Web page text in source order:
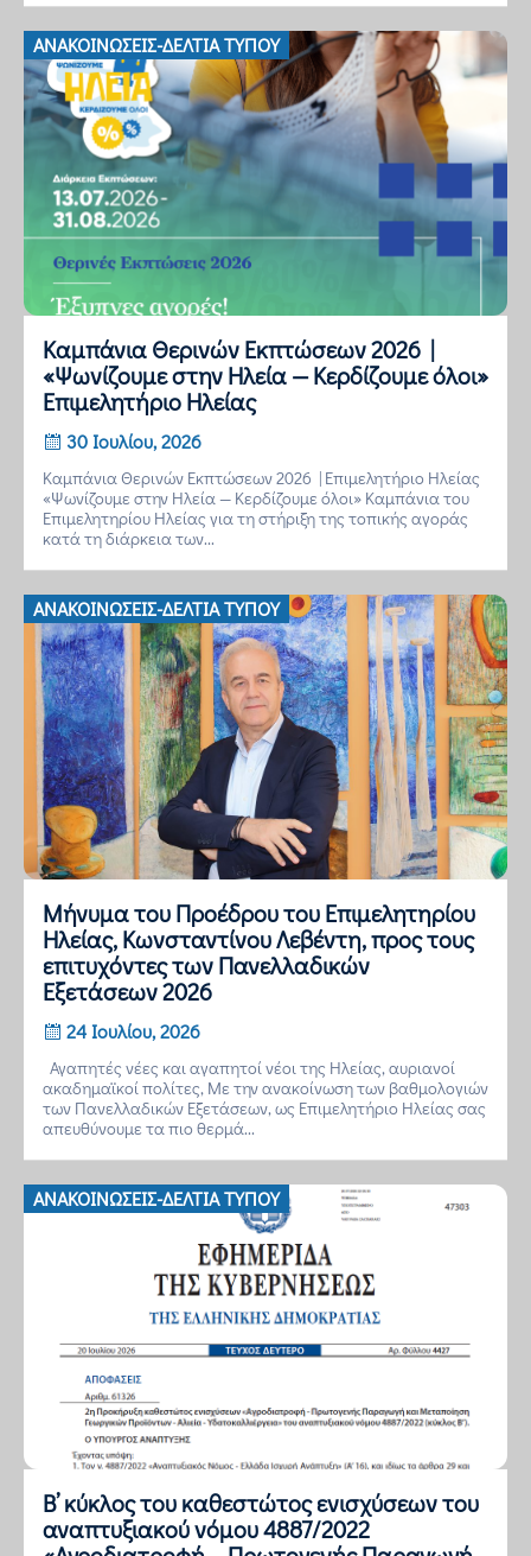
ΑΝΑΚΟΙΝΏΣΕΙΣ-ΔΕΛΤΊΑ ΤΎΠΟΥ
Καμπάνια Θερινών Εκπτώσεων 2026 |
«Ψωνίζουμε στην Ηλεία — Κερδίζουμε όλοι»
Επιμελητήριο Ηλείας
30 Ιουλίου, 2026
Καμπάνια Θερινών Εκπτώσεων 2026 | Επιμελητήριο Ηλείας
«Ψωνίζουμε στην Ηλεία — Κερδίζουμε όλοι» Καμπάνια του
Επιμελητηρίου Ηλείας για τη στήριξη της τοπικής αγοράς
κατά τη διάρκεια των...
ΑΝΑΚΟΙΝΏΣΕΙΣ-ΔΕΛΤΊΑ ΤΎΠΟΥ
Μήνυμα του Προέδρου του Επιμελητηρίου
Ηλείας, Κωνσταντίνου Λεβέντη, προς τους
επιτυχόντες των Πανελλαδικών
Εξετάσεων 2026
24 Ιουλίου, 2026
Αγαπητές νέες και αγαπητοί νέοι της Ηλείας, αυριανοί
ακαδημαϊκοί πολίτες, Με την ανακοίνωση των βαθμολογιών
των Πανελλαδικών Εξετάσεων, ως Επιμελητήριο Ηλείας σας
απευθύνουμε τα πιο θερμά...
ΑΝΑΚΟΙΝΏΣΕΙΣ-ΔΕΛΤΊΑ ΤΎΠΟΥ
Β’ κύκλος του καθεστώτος ενισχύσεων του
αναπτυξιακού νόμου 4887/2022